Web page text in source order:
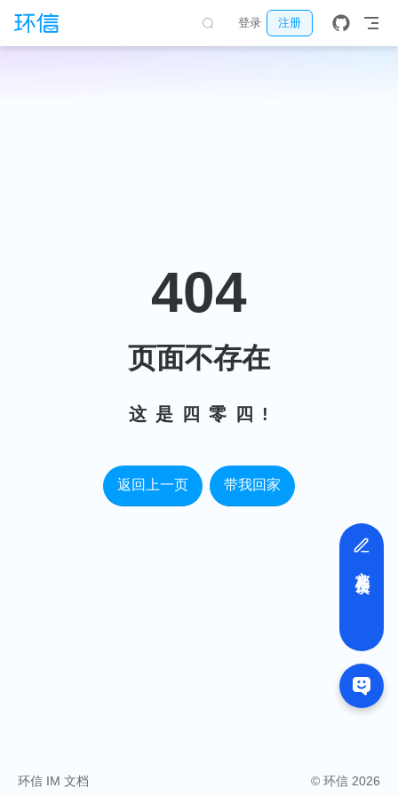
跳至主要內容
登录 注册
404
页面不存在
这 是 四 零 四 !
返回上一页 带我回家
环信 IM 文档 © 环信 2026